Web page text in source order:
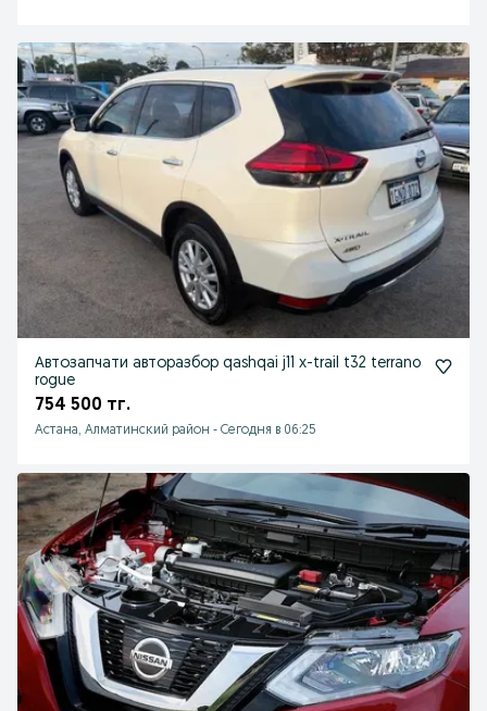
Автозапчати авторазбор qashqai j11 x-trail t32 terrano
roguе
754 500 тг.
Астана, Алматинский район - Сегодня в 06:25